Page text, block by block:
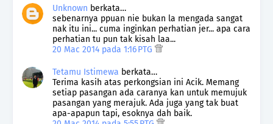
Unknown berkata…
sebenarnya ppuan nie bukan la mengada sangat
nak itu ini... cuma inginkan perhatian jer... apa cara
perhatian tu pun tak kisah laa...
20 Mac 2014 pada 1:16 PTG
Tetamu Istimewa berkata…
Terima kasih atas perkongsian ini Acik. Memang
setiap pasangan ada caranya kan untuk memujuk
pasangan yang merajuk. Ada juga yang tak buat
apa-apapun tapi, esoknya dah baik.